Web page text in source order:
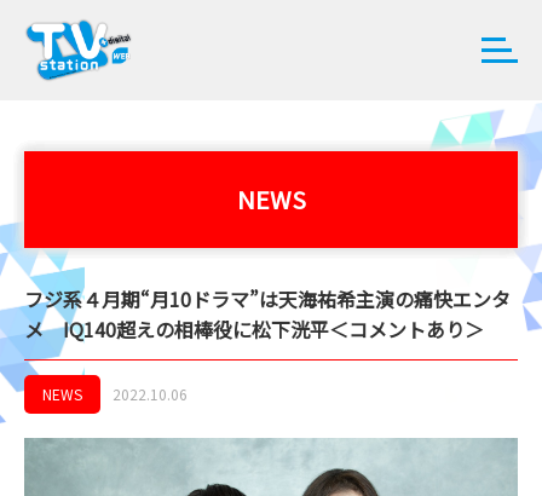
NEWS
フジ系４月期“月10ドラマ”は天海祐希主演の痛快エンタ
メ IQ140超えの相棒役に松下洸平＜コメントあり＞
NEWS 2022.10.06